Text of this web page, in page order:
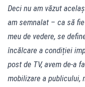
Deci nu am văzut
am semnalat – ca să
meu de vedere, se
încălcare a condiției
post de TV, avem de-a
mobilizare a publicului,